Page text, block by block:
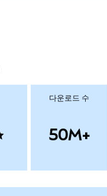
다운로드 수
50M+